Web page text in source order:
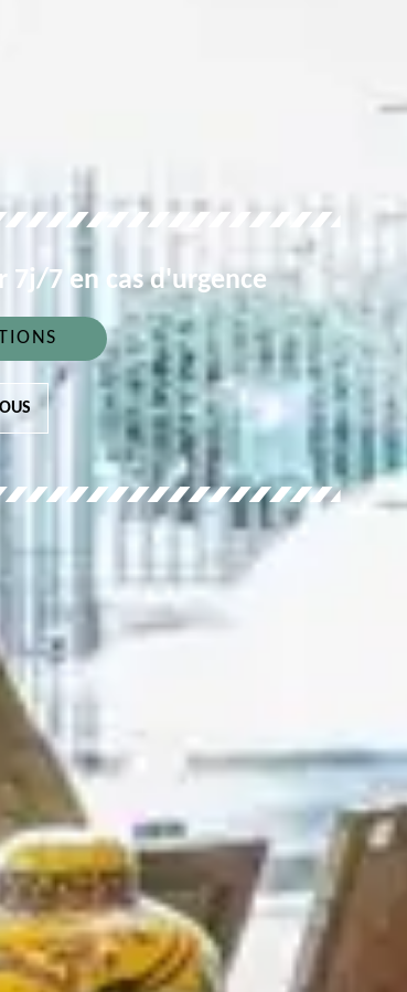
7j/7 en cas d'urgence